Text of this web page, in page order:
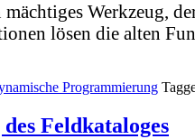
Werkzeug,
lösen die alten
Programmierung
Feldkataloges